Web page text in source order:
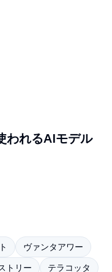
われるAIモデル
ヴァンタアワー
トリー
テラコッタ